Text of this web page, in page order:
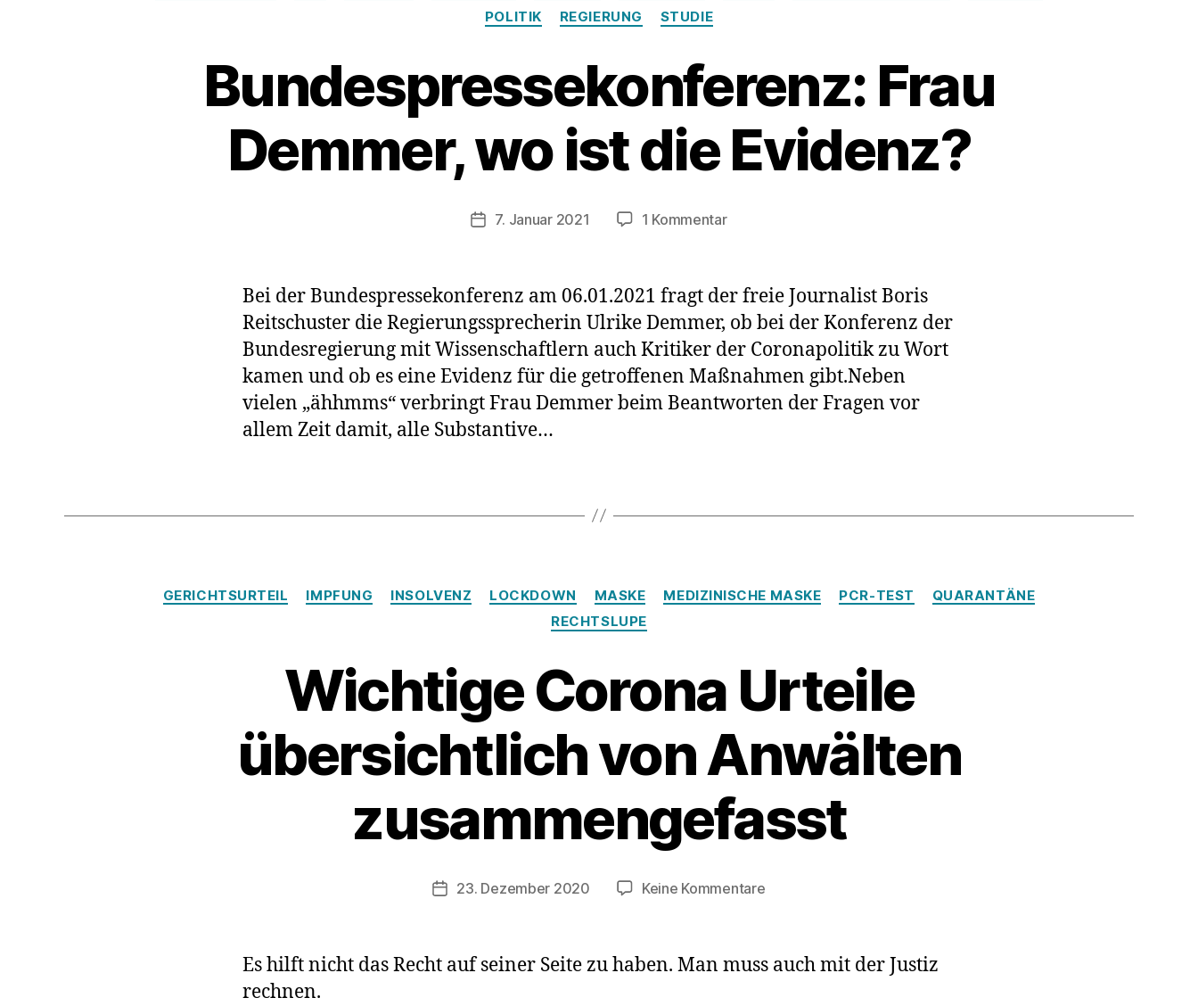
POLITIK
REGIERUNG STUDIE
Bundespressekonferenz: Frau
Demmer, wo ist die Evidenz?
Veröffentlichungsdatum
7. Januar 2021 1 Kommentarzu
wo
ist
die
Evidenz?
Bei der Bundespressekonferenz am 06.01.2021 fragt der freie Journalist Boris
Reitschuster die Regierungssprecherin Ulrike Demmer, ob bei der Konferenz der
Bundesregierung mit Wissenschaftlern auch Kritiker der Coronapolitik zu Wort
kamen und ob es eine Evidenz für die getroffenen Maßnahmen gibt.Neben
vielen „ähhmms“ verbringt Frau Demmer beim Beantworten der Fragen vor
allem Zeit damit, alle Substantive…
Kategorien
GERICHTSURTEIL IMPFUNG INSOLVENZ LOCKDOWN MASKE MEDIZINISCHE MASKE PCR-TEST
QUARANTÄNE
RECHTSLUPE
Wichtige Corona Urteile
übersichtlich von Anwälten
zusammengefasst
Veröffentlichungsdatum
23. Dezember 2020 Keine Kommentarezu
übersichtlich
Es hilft nicht das Recht auf seiner Seite zu haben. Man muss auch mit der Justiz
rechnen.